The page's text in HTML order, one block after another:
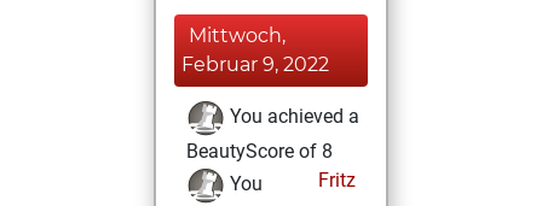
Mittwoch,
Februar 9, 2022
You achieved a
BeautyScore of 8
Fritz
You